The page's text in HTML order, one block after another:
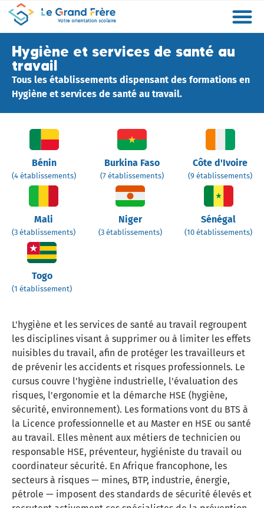
Hygiène et services de santé au
travail
Tous les établissements dispensant des formations en
Hygiène et services de santé au travail.
Bénin
(4 établissements)
Burkina Faso
(7 établissements)
Côte d'Ivoire
(9 établissements)
Mali
(3 établissements)
Niger
(3 établissements)
Sénégal
(10 établissements)
Togo
(1 établissement)
L'hygiène et les services de santé au travail regroupent
les disciplines visant à supprimer ou à limiter les effets
nuisibles du travail, afin de protéger les travailleurs et
de prévenir les accidents et risques professionnels. Le
cursus couvre l'hygiène industrielle, l'évaluation des
risques, l'ergonomie et la démarche HSE (hygiène,
sécurité, environnement). Les formations vont du BTS à
la Licence professionnelle et au Master en HSE ou santé
au travail. Elles mènent aux métiers de technicien ou
responsable HSE, préventeur, hygiéniste du travail ou
coordinateur sécurité. En Afrique francophone, les
secteurs à risques — mines, BTP, industrie, énergie,
pétrole — imposent des standards de sécurité élevés et